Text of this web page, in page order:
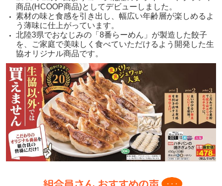
商品(HCOOP商品)としてデビューしました。
素材の味と食感を引き出し、幅広い年齢層が楽しめるよ
う薄味に仕上がっています。
北陸3県でおなじみの「8番らーめん」が製造した餃子
を、ご家庭で美味しく食べていただけるよう開発した生
協オリジナル商品です。